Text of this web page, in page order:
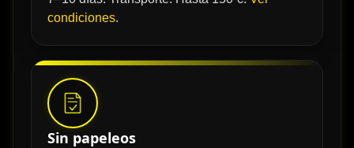
condiciones.
Sin papeleos